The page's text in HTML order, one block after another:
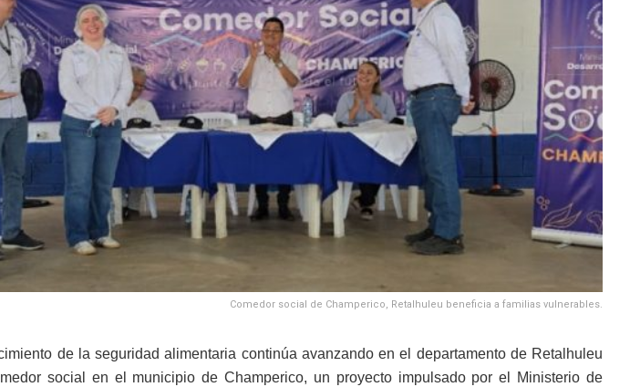
Comedor social de Champerico, Retalhuleu beneficia a familias vulnerables.
de la seguridad alimentaria continúa avanzando en el departamento de Retalhuleu
social en el municipio de Champerico, un proyecto impulsado por el Ministerio de